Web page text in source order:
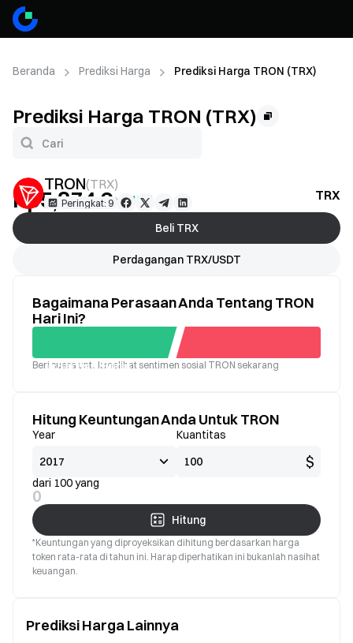
Beranda Prediksi Harga Prediksi Harga TRON (TRX)
Prediksi Harga TRON (TRX)
TRON(TRX)
Peringkat: 9 TRX
Rp5,874.6+0.42%
Beli TRX
Perdagangan TRX/USDT
Bagaimana Perasaan Anda Tentang TRON
Hari Ini?
Bagus Buruk
Beri suara untuk melihat sentimen sosial TRON sekarang
Hitung Keuntungan Anda Untuk TRON
Year Kuantitas
$
dari 100 yang
0
Hitung
*Keuntungan yang diproyeksikan dihitung berdasarkan harga
token rata-rata di tahun ini. Harap diperhatikan ini bukanlah nasihat
keuangan.
Prediksi Harga Lainnya